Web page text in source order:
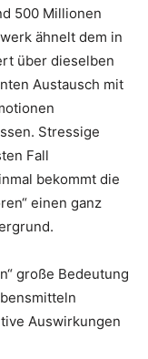
500 Millionen
ähnelt dem in
über dieselben
Austausch mit
Stressige
Fall
bekommt die
einen ganz
große Bedeutung
Auswirkungen